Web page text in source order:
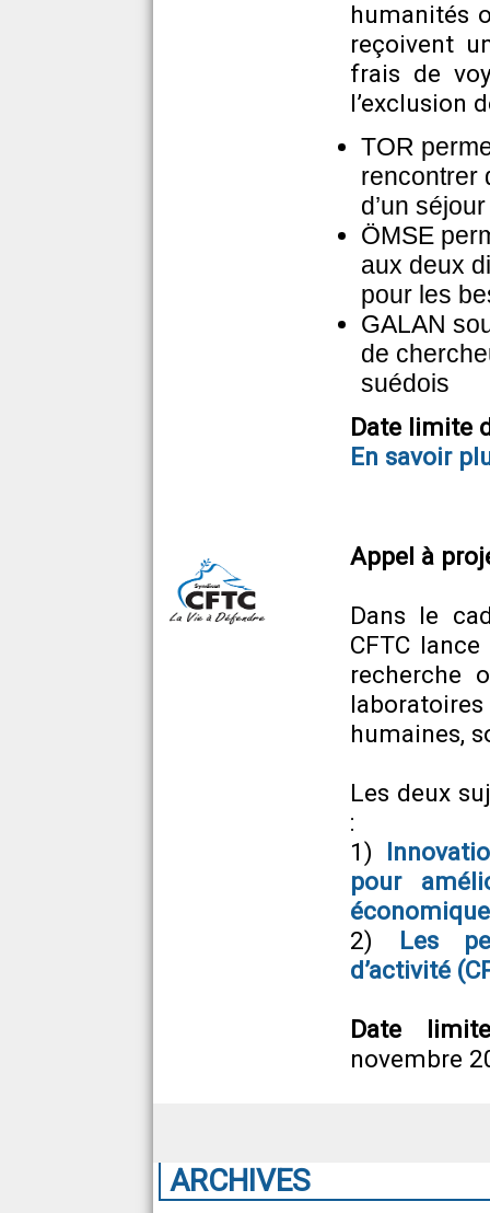
humanités
reçoivent
frais de
l’exclusion
TOR
rencontrer
d’un
ÖMSE
aux deux
pour les
GALAN
de
suédois
Date limite
En savoir
Appel à
Dans le
CFTC
recherche
humaines,
Les deux
:
1)
pour
2) Les
d’activité
Date
novembre
ARCHIVES